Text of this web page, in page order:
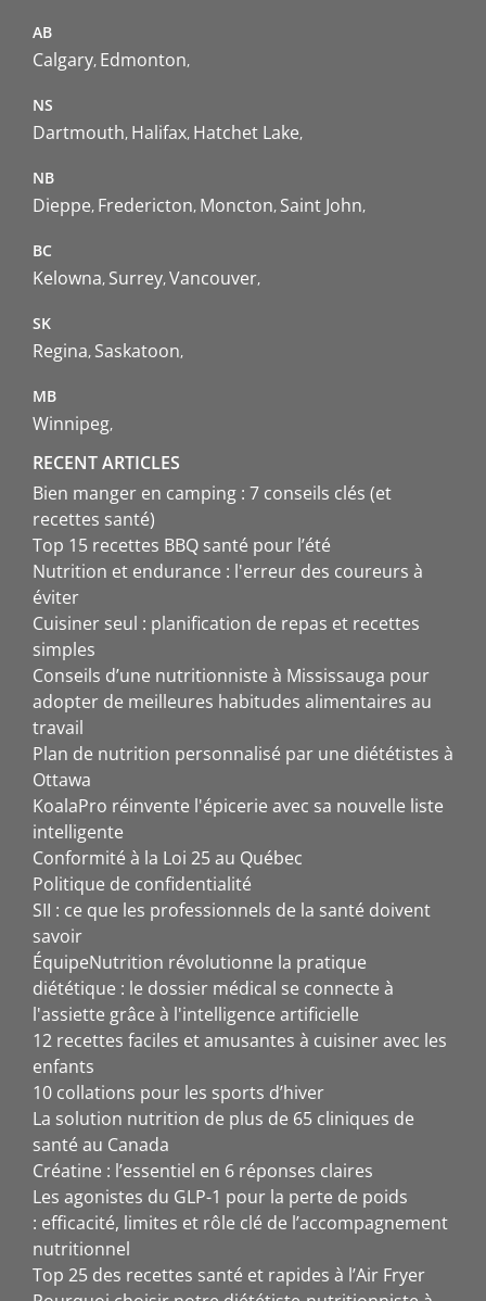
AB
Calgary Edmonton
NS
Dartmouth Halifax Hatchet Lake
NB
Dieppe Fredericton Moncton Saint John
BC
Kelowna Surrey Vancouver
SK
Regina Saskatoon
MB
Winnipeg
RECENT ARTICLES
Bien manger en camping : 7 conseils clés (et
recettes santé)
Top 15 recettes BBQ santé pour l’été
Nutrition et endurance : l'erreur des coureurs à
éviter
Cuisiner seul : planification de repas et recettes
simples
Conseils d’une nutritionniste à Mississauga pour
adopter de meilleures habitudes alimentaires au
travail
Plan de nutrition personnalisé par une diététistes à
Ottawa
KoalaPro réinvente l'épicerie avec sa nouvelle liste
intelligente
Conformité à la Loi 25 au Québec
Politique de confidentialité
SII : ce que les professionnels de la santé doivent
savoir
ÉquipeNutrition révolutionne la pratique
diététique : le dossier médical se connecte à
l'assiette grâce à l'intelligence artificielle
12 recettes faciles et amusantes à cuisiner avec les
enfants
10 collations pour les sports d’hiver
La solution nutrition de plus de 65 cliniques de
santé au Canada
Créatine : l’essentiel en 6 réponses claires
Les agonistes du GLP-1 pour la perte de poids
: efficacité, limites et rôle clé de l’accompagnement
nutritionnel
Top 25 des recettes santé et rapides à l’Air Fryer